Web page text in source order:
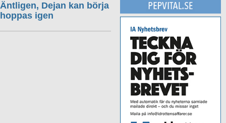
Äntligen, Dejan kan börja
hoppas igen